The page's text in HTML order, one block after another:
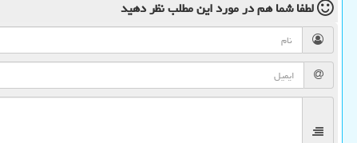
لطفا شما همدر مورد این مطلبنظر دهید